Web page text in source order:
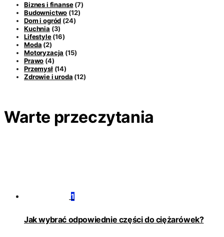
Biznes i finanse(7)
Budownictwo (12)
Dom i ogród (24)
Kuchnia (3)
Lifestyle(16)
Moda (2)
Motoryzacja (15)
Prawo (4)
Przemysł(14)
Zdrowie i uroda (12)
Warte przeczytania
1
Jak wybrać odpowiednie części do ciężarówek?